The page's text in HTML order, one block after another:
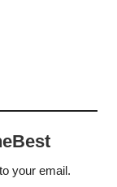
your email.